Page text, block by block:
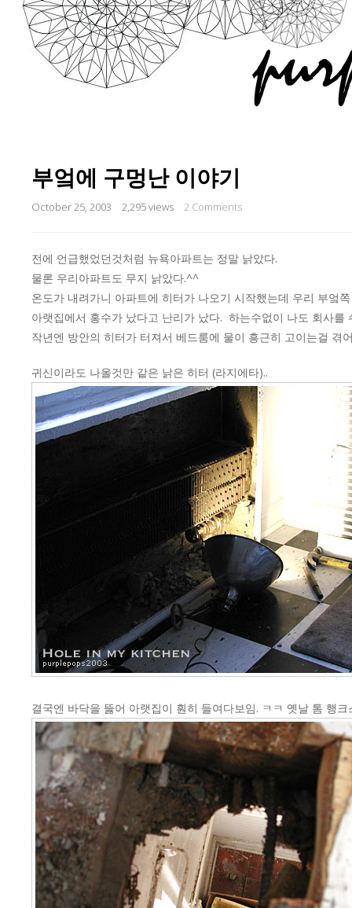
부엌에 구멍난 이야기
October 25, 2003 2,295 views 2 Comments
전에 언급했었던것처럼 뉴욕아파트는 정말 낡았다.
물론 우리아파트도 무지 낡았다.^^
온도가 내려가니 아파트에 히터가 나오기 시작했는데 우리 부엌
아랫집에서 홍수가 났다고 난리가 났다. 하는수없이 나도 회사
작년엔 방안의 히터가 터져서 베드룸에 물이 흥근히 고이는걸 겪
귀신이라도 나올것만 같은 낡은 히터 (라지에타)..
결국엔 바닥을 뚫어 아랫집이 훤히 들여다보임. ㅋㅋ 옛날 톰 행